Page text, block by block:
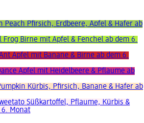
Peach Pfirsich, Erdbeere, Apfel & Hafer ab
Frog Birne mit Apfel & Fenchel ab dem 6.
Apfel mit Banane & Birne ab dem 6.
Apfel mit Heidelbeere & Pflaume ab
Kürbis, Pfirsich, Banane & Hafer ab
Süßkartoffel, Pflaume, Kürbis &
6. Monat